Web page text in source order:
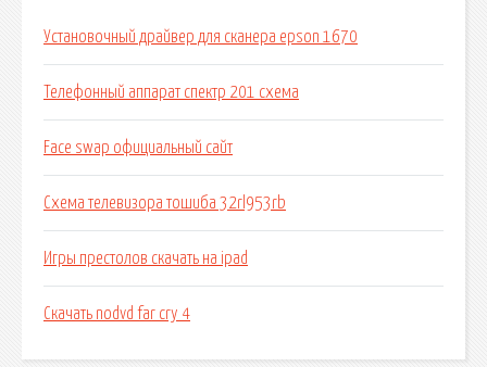
Установочный драйвер для сканера epson 1670
Телефонный аппарат спектр 201 схема
Face swap официальный сайт
Схема телевизора тошиба 32rl953rb
Игры престолов скачать на ipad
Скачать nodvd far cry 4